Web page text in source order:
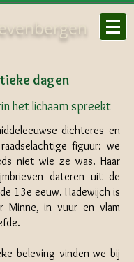
dagen
het lichaam spreekt
dichteres en
figuur: we
niet wie ze was. Haar
dateren uit de
13e eeuw. Hadewijch is
Minne, in vuur en vlam
beleving vinden we bij